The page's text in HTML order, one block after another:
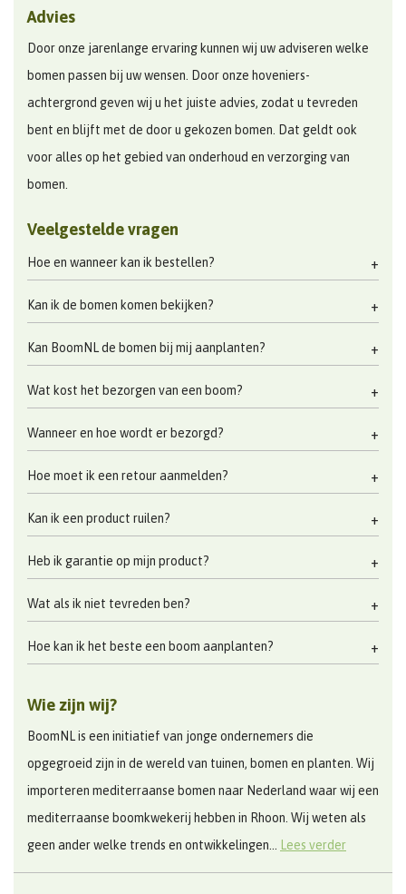
Advies
Door onze jarenlange ervaring kunnen wij uw adviseren welke
bomen passen bij uw wensen. Door onze hoveniers-
achtergrond geven wij u het juiste advies, zodat u tevreden
bent en blijft met de door u gekozen bomen. Dat geldt ook
voor alles op het gebied van onderhoud en verzorging van
bomen.
Veelgestelde vragen
Hoe en wanneer kan ik bestellen?
Kan ik de bomen komen bekijken?
Kan BoomNL de bomen bij mij aanplanten?
Wat kost het bezorgen van een boom?
Wanneer en hoe wordt er bezorgd?
Hoe moet ik een retour aanmelden?
Kan ik een product ruilen?
Heb ik garantie op mijn product?
Wat als ik niet tevreden ben?
Hoe kan ik het beste een boom aanplanten?
Wie zijn wij?
BoomNL is een initiatief van jonge ondernemers die
opgegroeid zijn in de wereld van tuinen, bomen en planten. Wij
importeren mediterraanse bomen naar Nederland waar wij een
mediterraanse boomkwekerij hebben in Rhoon. Wij weten als
geen ander welke trends en ontwikkelingen... Lees verder